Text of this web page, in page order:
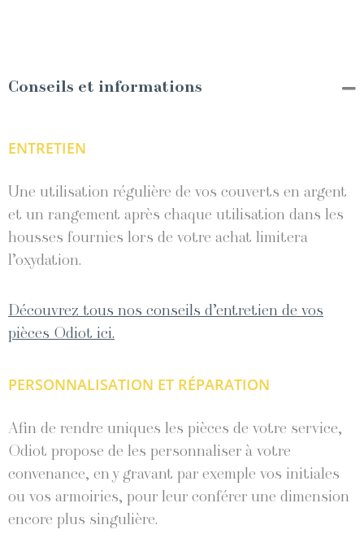
Conseils et informations
ENTRETIEN
Une utilisation régulière de vos couverts en argent
et un rangement après chaque utilisation dans les
housses fournies lors de votre achat limitera
l’oxydation.
Découvrez tous nos conseils d’entretien de vos
pièces Odiot ici.
PERSONNALISATION ET RÉPARATION
Afin de rendre uniques les pièces de votre service,
Odiot propose de les personnaliser à votre
convenance, en y gravant par exemple vos initiales
ou vos armoiries, pour leur conférer une dimension
encore plus singulière.